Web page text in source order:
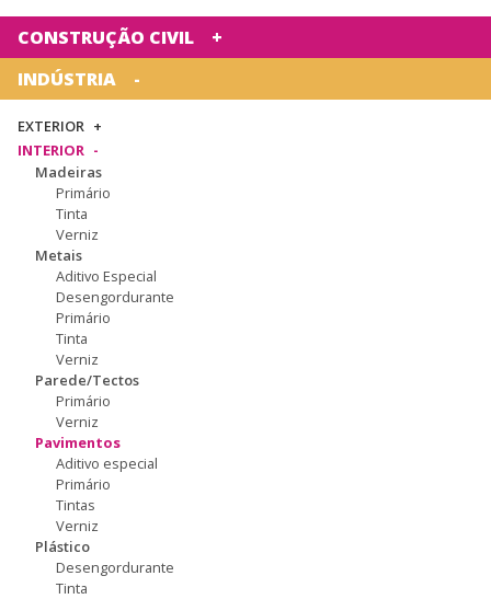
CONSTRUÇÃO CIVIL
INDÚSTRIA
EXTERIOR
INTERIOR
Madeiras
Primário
Tinta
Verniz
Metais
Aditivo Especial
Desengordurante
Primário
Tinta
Verniz
Parede/Tectos
Primário
Verniz
Pavimentos
Aditivo especial
Primário
Tintas
Verniz
Plástico
Desengordurante
Tinta